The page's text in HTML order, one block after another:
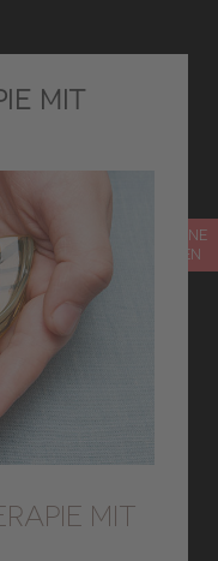
TERMIN ONLINE
VEREINBAREN
MIT
MIT